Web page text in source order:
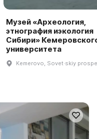
Музей «Археология,
этнография иэкология
Сибири»
университета
Kemerovo, Sovet·skiy